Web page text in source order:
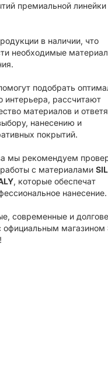
премиальной линейки
в наличии, что
необходимые
подобрать
интерьера, рассчитают
материалов и
нанесению и
покрытий.
мы рекомендуем
с материалами
, которые обеспечат
нанесение.
современные и
официальным магазином